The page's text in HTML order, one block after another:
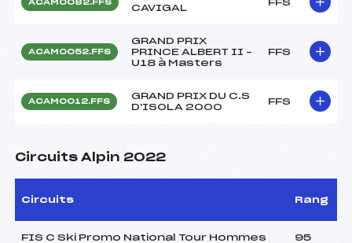
ACAM0082.FFS
CAVIGAL
FFS
ACAM0052.FFS
GRAND PRIX
PRINCE ALBERT II –
U18 à Masters
FFS
ACAM0012.FFS
GRAND PRIX DU C.S
D'ISOLA 2000
FFS
Circuits Alpin 2022
Circuits Rang
FIS C Ski Promo National Tour Hommes 95